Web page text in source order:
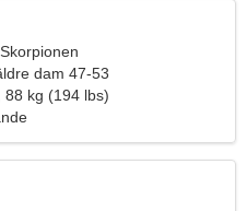
dam 47-53
88 kg (194 lbs)